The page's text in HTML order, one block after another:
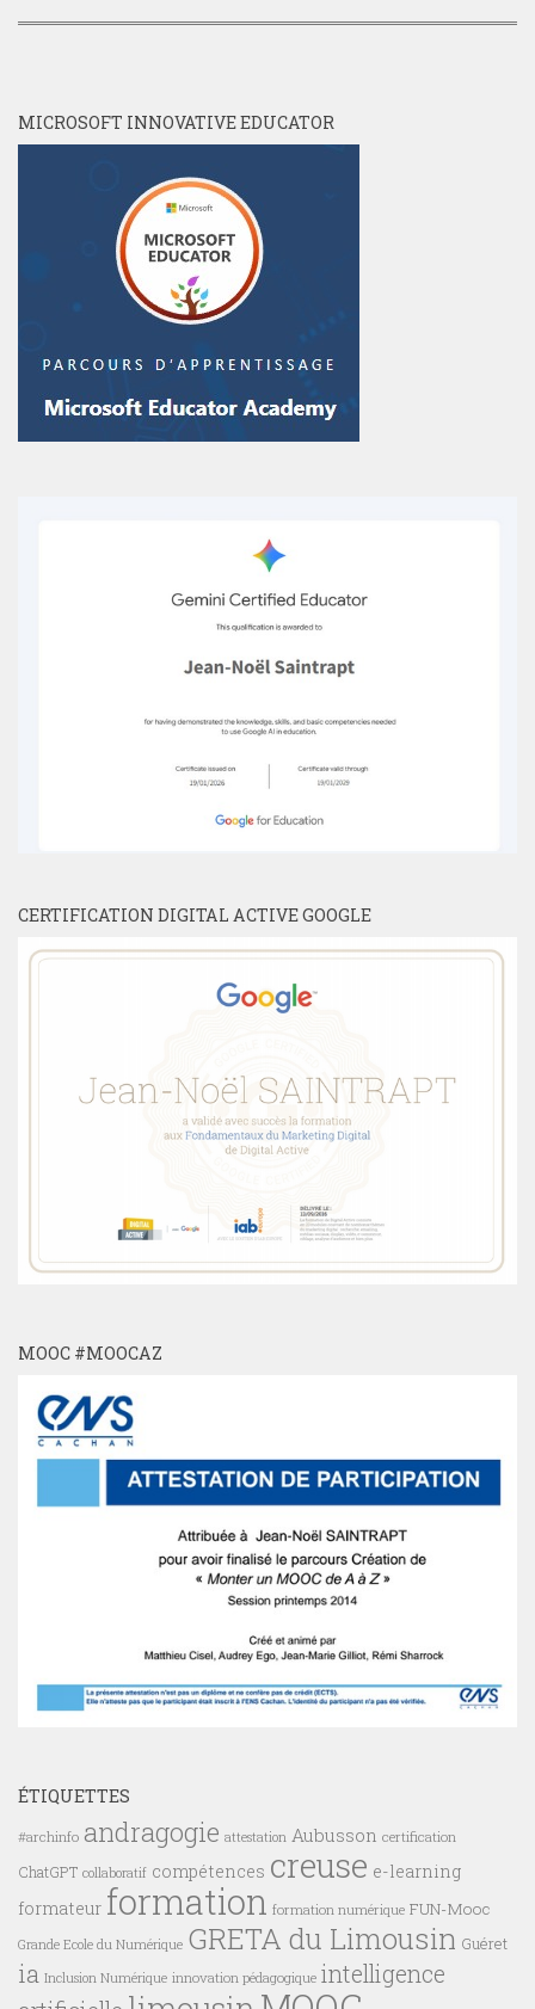
MICROSOFT INNOVATIVE EDUCATOR
CERTIFICATION DIGITAL ACTIVE GOOGLE
MOOC #MOOCAZ
ÉTIQUETTES
#archinfo andragogie attestation Aubusson certification
ChatGPT collaboratif compétences creuse e-learning
formateur formation formation numérique FUN-Mooc
Grande Ecole du Numérique GRETA du Limousin Guéret
ia Inclusion Numérique innovation pédagogique intelligence